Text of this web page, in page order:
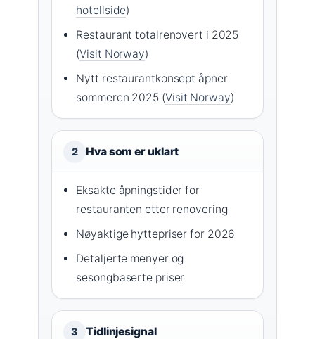
hotellside)
Restaurant totalrenovert i 2025
(Visit Norway)
Nytt restaurantkonsept åpner
sommeren 2025 (Visit Norway)
2 Hva som er uklart
Eksakte åpningstider for
restauranten etter renovering
Nøyaktige hyttepriser for 2026
Detaljerte menyer og
sesongbaserte priser
3 Tidlinjesignal